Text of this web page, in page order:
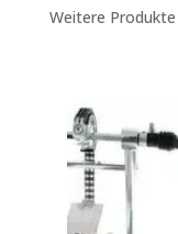
Weitere